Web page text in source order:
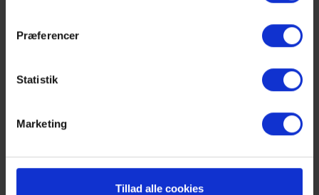
Præferencer
Statistik
Marketing
Tillad alle cookies
Name It
9900 Frederikshavn